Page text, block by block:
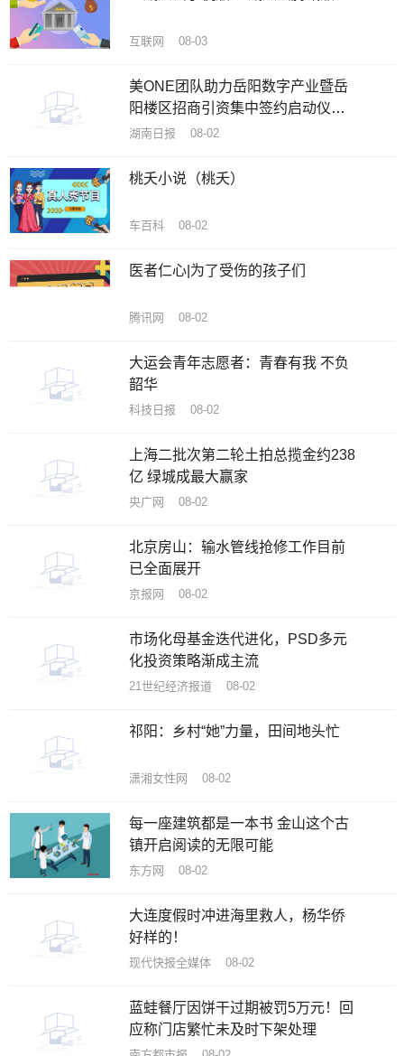
互联网 08-03
美ONE团队助力岳阳数字产业暨岳
阳楼区招商引资集中签约启动仪式
在洞庭在线数字产业园圆满举行
湖南日报 08-02
桃夭小说（桃夭）
车百科 08-02
医者仁心|为了受伤的孩子们
腾讯网 08-02
大运会青年志愿者：青春有我 不负
韶华
科技日报 08-02
上海二批次第二轮土拍总揽金约238
亿 绿城成最大赢家
央广网 08-02
北京房山：输水管线抢修工作目前
已全面展开
京报网 08-02
市场化母基金迭代进化，PSD多元
化投资策略渐成主流
21世纪经济报道 08-02
祁阳：乡村“她”力量，田间地头忙
潇湘女性网 08-02
每一座建筑都是一本书 金山这个古
镇开启阅读的无限可能
东方网 08-02
大连度假时冲进海里救人，杨华侨
好样的！
现代快报全媒体 08-02
蓝蛙餐厅因饼干过期被罚5万元！回
应称门店繁忙未及时下架处理